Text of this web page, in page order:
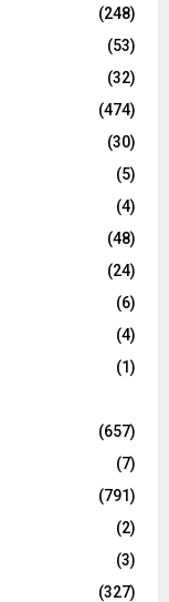
(248)
(53)
(32)
(474)
(30)
(5)
(4)
(48)
(24)
(6)
(4)
(1)
(657)
(7)
(791)
(2)
(3)
(327)